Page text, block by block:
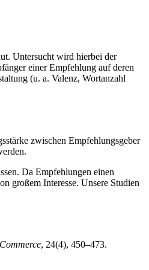
Untersucht wird hierbei der
einer Empfehlung auf deren
(u. a. Valenz, Wortanzahl
zwischen Empfehlungsgeber
Da Empfehlungen einen
großem Interesse. Unsere Studien
, 24(4), 450–473.